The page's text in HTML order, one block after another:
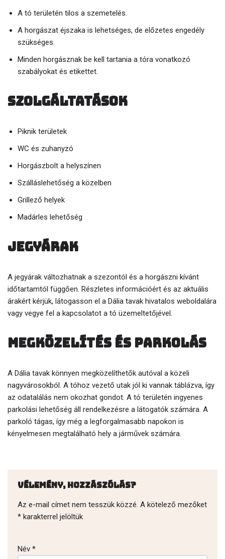
A tó területén tilos a szemetelés.
A horgászat éjszaka is lehetséges, de előzetes engedély
szükséges.
Minden horgásznak be kell tartania a tóra vonatkozó
szabályokat és etikettet.
Szolgáltatások
Piknik területek
WC és zuhanyzó
Horgászbolt a helyszínen
Szálláslehetőség a közelben
Grillező helyek
Madárles lehetőség
Jegyárak
A jegyárak változhatnak a szezontól és a horgászni kívánt
időtartamtól függően. Részletes információért és az aktuális
árakért kérjük, látogasson el a Dália tavak hivatalos weboldalára
vagy vegye fel a kapcsolatot a tó üzemeltetőjével.
Megközelítés és parkolás
A Dália tavak könnyen megközelíthetők autóval a közeli
nagyvárosokból. A tóhoz vezető utak jól ki vannak táblázva, így
az odatalálás nem okozhat gondot. A tó területén ingyenes
parkolási lehetőség áll rendelkezésre a látogatók számára. A
parkoló tágas, így még a legforgalmasabb napokon is
kényelmesen megtalálható hely a járművek számára.
Vélemény, hozzászólás?
Az e-mail címet nem tesszük közzé. A kötelező mezőket
* karakterrel jelöltük
Név *